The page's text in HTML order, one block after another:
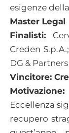
esigenze
Master Legal
Finalisti:
Creden
DG & Partners
Vincitore:
Motivazione:
Eccellenza
recupero